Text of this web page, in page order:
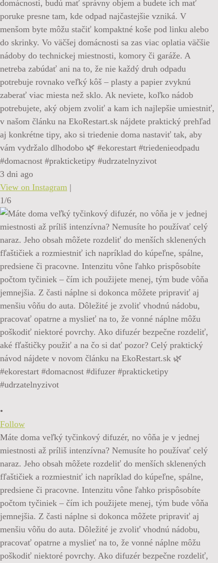
domácnosti, budú mať správny objem a budete ich mať
poruke presne tam, kde odpad najčastejšie vzniká. V
menšom byte môžu stačiť kompaktné koše pod linku alebo
do skrinky. Vo väčšej domácnosti sa zas viac oplatia väčšie
nádoby do technickej miestnosti, komory či garáže. A
netreba zabúdať ani na to, že nie každý druh odpadu
potrebuje rovnako veľký kôš – plasty a papier zvyknú
zaberať viac miesta než sklo. Ak neviete, koľko nádob
potrebujete, aký objem zvoliť a kam ich najlepšie umiestniť,
v našom článku na EkoRestart.sk nájdete praktický prehľad
aj konkrétne tipy, ako si triedenie doma nastaviť tak, aby
vám vydržalo dlhodobo 🌿 #ekorestart #triedenieodpadu
#domacnost #prakticketipy #udrzatelnyzivot
3 dni ago
View on Instagram |
1/6
•
Follow
Máte doma veľký tyčinkový difuzér, no vôňa je v jednej
miestnosti až príliš intenzívna? Nemusíte ho používať celý
naraz. Jeho obsah môžete rozdeliť do menších sklenených
fľaštičiek a rozmiestniť ich napríklad do kúpeľne, spálne,
predsiene či pracovne. Intenzitu vône ľahko prispôsobíte
počtom tyčiniek – čím ich použijete menej, tým bude vôňa
jemnejšia. Z časti náplne si dokonca môžete pripraviť aj
menšiu vôňu do auta. Dôležité je zvoliť vhodnú nádobu,
pracovať opatrne a myslieť na to, že vonné náplne môžu
poškodiť niektoré povrchy. Ako difuzér bezpečne rozdeliť,